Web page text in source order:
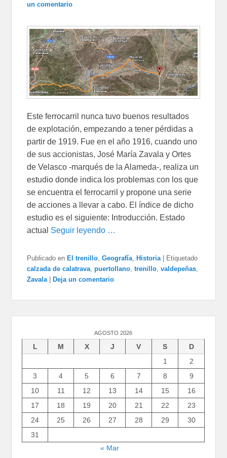
un comentario
Este ferrocarril nunca tuvo buenos resultados
de explotación, empezando a tener pérdidas a
partir de 1919. Fue en el año 1916, cuando uno
de sus accionistas, José María Zavala y Ortes
de Velasco -marqués de la Alameda-, realiza un
estudio donde indica los problemas con los que
se encuentra el ferrocarril y propone una serie
de acciones a llevar a cabo. El índice de dicho
estudio es el siguiente: Introducción. Estado
actual Seguir leyendo …
Publicado en El trenillo ,Geografía ,Historia | Etiquetado
calzada de calatrava ,puertollano ,trenillo ,valdepeñas
Zavala |Deja un comentario
AGOSTO 2026
L M X J V S
D
1
2
3
4 5 6 7 8
9
10
11 12 13 14 15
16
17
18 19 20 21 22
23
24
25 26 27 28 29
30
31
« Mar